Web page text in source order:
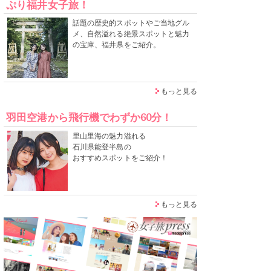
ぷり福井女子旅！
話題の歴史的スポットやご当地グル
メ、自然溢れる絶景スポットと魅力
の宝庫、福井県をご紹介。
もっと見る
羽田空港から飛行機でわずか60分！
里山里海の魅力溢れる
石川県能登半島の
おすすめスポットをご紹介！
もっと見る